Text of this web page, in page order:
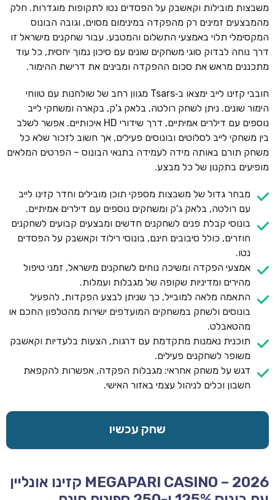
משבצות מובילות וקאשבק על הפסדים נטו לתקופות מוגדרות. חלק
מהמבצעים זמינים רק מהפקדה במינימום מסוים, וגובה הבונוס
המקסימלי תלוי באמצעי התשלום והמטבע. עבור שחקנים מישראל זו
דרך נוחה לבדוק סוגי משחקים שונים עם סיכון נמוך יחסית, כל עוד
מתכננים מראש את סכום ההפקדה ומבינים את דרישת ההימור.
חובבי קזינו לייב ימצאו ב‑Tsars מגוון רחב של שולחנות עם טווחי
הימור שונים. ניתן לשחק רולטה, בלאק ג'ק, בקארה ומשחקי לייב
נוספים עם דילרים אמיתיים, דרך שידורי HD איכותיים. אפשר לשלב
בין משחקי לייב לסלוטים ובונוסים פעילים, אך חשוב לזכור שלא כל
משחק תורם באותה מידה לעמידה בתנאי הבונוס – הפרטים המלאים
מופיעים בתקנון של כל מבצע.
מבחר גדול של משבצות מספקי תוכן מובילים וחדר קזינו לייב
עם רולטה, בלאק ג'ק ומשחקים נוספים עם דילרים אמיתיים.
בונוסי קבלת פנים לשחקנים חדשים ומבצעים קבועים לשחקנים
חוזרים, כולל סיבובים חינם, בונוסי רילוד וקאשבק על הפסדים
נטו.
אמצעי הפקדה ומשיכה נוחים לשחקנים מישראל, זמני טיפול
מהירים ומדיניות שקופה של מגבלות ועמלות.
התאמה מלאה למובייל, כך שניתן לבצע הפקדות, להפעיל
בונוסים ולשחק במשחקים המועדפים ישירות מהטלפון החכם או
מהטאבלט.
תוכנית נאמנות מתקדמת עם דרגות, הצעות בלעדיות וקאשבק
משופר לשחקנים פעילים.
דגש על משחק אחראי: מגבלות הפקדה, אפשרות להקפאת
חשבון וכלים לניהול עצמי באזור האישי.
שחק עכשיו
MEGAPARI CASINO – 2026 קזינו אונליין